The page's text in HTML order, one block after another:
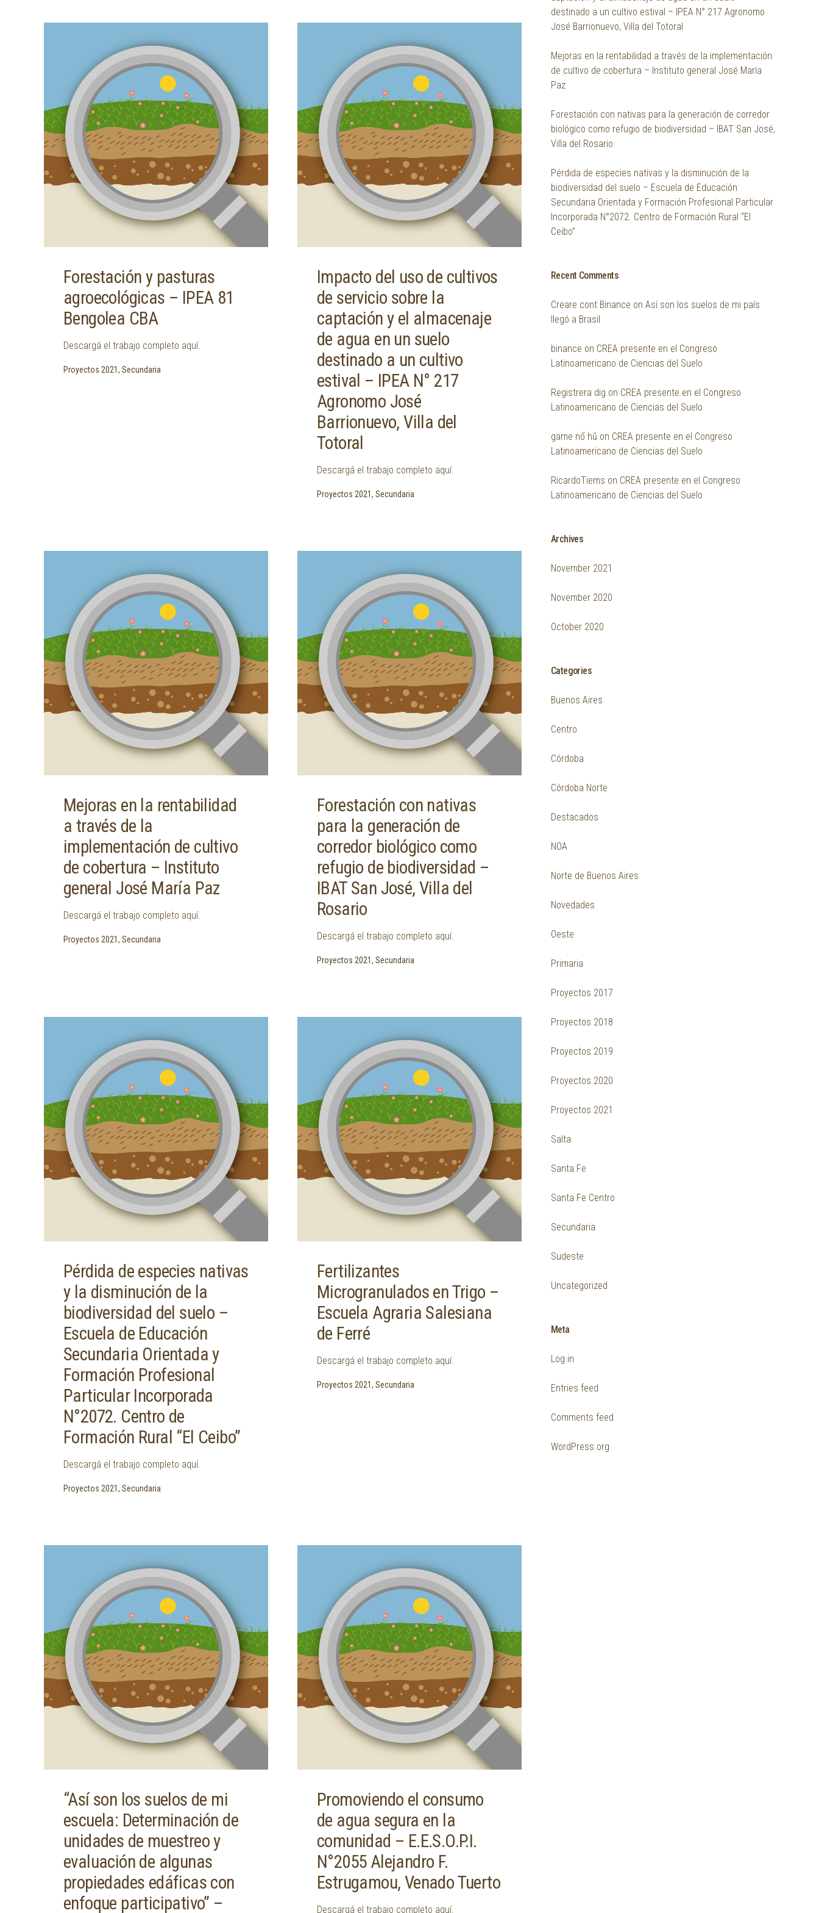
Forestación y pasturas
agroecológicas – IPEA 81
Bengolea CBA
Descargá el trabajo completo aquí.
Proyectos 2021, Secundaria
Impacto del uso de cultivos
de servicio sobre la
captación y el almacenaje
de agua en un suelo
destinado a un cultivo
estival – IPEA N° 217
Agronomo José
Barrionuevo, Villa del
Totoral
Descargá el trabajo completo aquí.
Proyectos 2021, Secundaria
Mejoras en la rentabilidad
a través de la
implementación de cultivo
de cobertura – Instituto
general José María Paz
Descargá el trabajo completo aquí.
Proyectos 2021, Secundaria
Forestación con nativas
para la generación de
corredor biológico como
refugio de biodiversidad –
IBAT San José, Villa del
Rosario
Descargá el trabajo completo aquí.
Proyectos 2021, Secundaria
Pérdida de especies nativas
y la disminución de la
biodiversidad del suelo –
Escuela de Educación
Secundaria Orientada y
Formación Profesional
Particular Incorporada
N°2072. Centro de
Formación Rural “El Ceibo”
Descargá el trabajo completo aquí.
Proyectos 2021, Secundaria
Fertilizantes
Microgranulados en Trigo –
Escuela Agraria Salesiana
de Ferré
Descargá el trabajo completo aquí.
Proyectos 2021, Secundaria
“Así son los suelos de mi
escuela: Determinación de
unidades de muestreo y
evaluación de algunas
propiedades edáficas con
enfoque participativo” –
Promoviendo el consumo
de agua segura en la
comunidad – E.E.S.O.P.I.
N°2055 Alejandro F.
Estrugamou, Venado Tuerto
Descargá el trabajo completo aquí.
destinado a un cultivo estival – IPEA N° 217 Agronomo
José Barrionuevo, Villa del Totoral
Mejoras en la rentabilidad a través de la implementación
de cultivo de cobertura – Instituto general José María
Paz
Forestación con nativas para la generación de corredor
biológico como refugio de biodiversidad – IBAT San José,
Villa del Rosario
Pérdida de especies nativas y la disminución de la
biodiversidad del suelo – Escuela de Educación
Secundaria Orientada y Formación Profesional Particular
Incorporada N°2072. Centro de Formación Rural “El
Ceibo”
Recent Comments
Creare cont Binance onAsí son los suelos de mi país
llegó a Brasil
binance on CREA presente en el Congreso
Latinoamericano de Ciencias del Suelo
Registrera dig on CREA presente en el Congreso
Latinoamericano de Ciencias del Suelo
ga​m​e​ nổ​ h​ũ on CREA presente en el Congreso
Latinoamericano de Ciencias del Suelo
RicardoTiems on CREA presente en el Congreso
Latinoamericano de Ciencias del Suelo
Archives
November 2021
November 2020
October 2020
Categories
Buenos Aires
Centro
Córdoba
Córdoba Norte
Destacados
NOA
Norte de Buenos Aires
Novedades
Oeste
Primaria
Proyectos 2017
Proyectos 2018
Proyectos 2019
Proyectos 2020
Proyectos 2021
Salta
Santa Fe
Santa Fe Centro
Secundaria
Sudeste
Uncategorized
Meta
Log in
Entries feed
Comments feed
WordPress.org